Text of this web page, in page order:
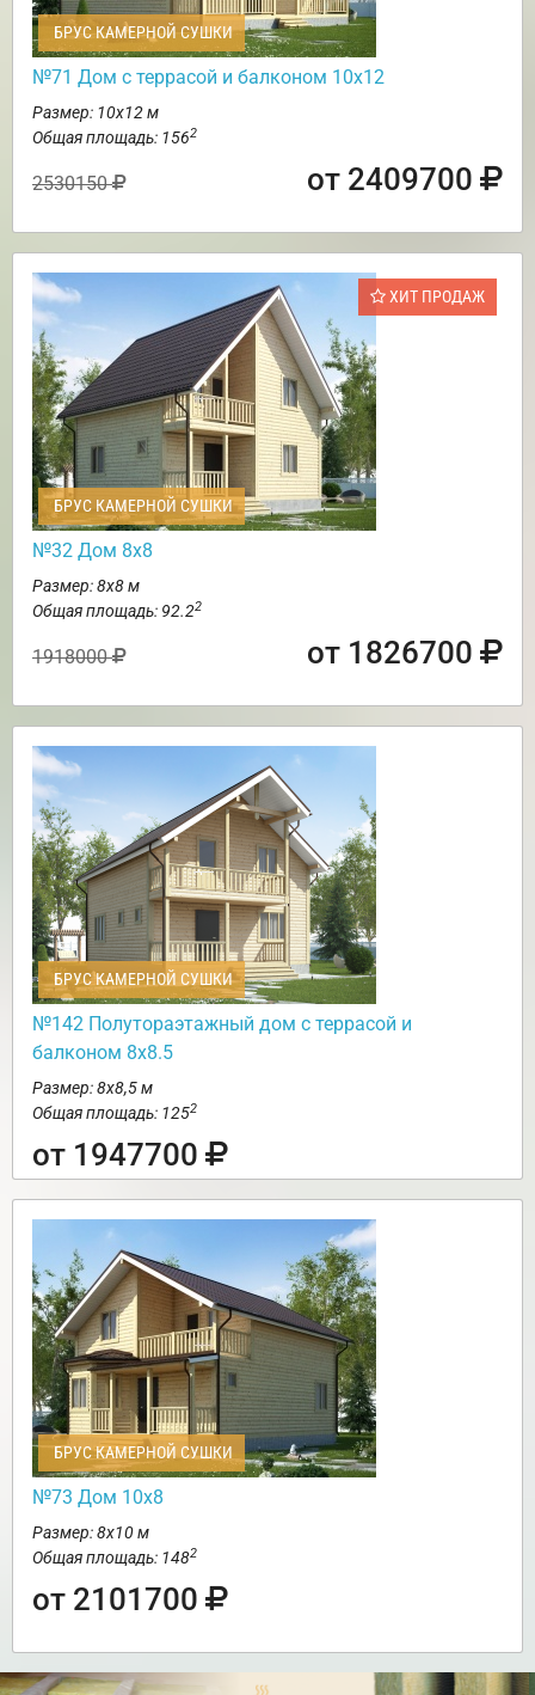
БРУС КАМЕРНОЙ СУШКИ
№71 Дом с террасой и балконом 10х12
Размер: 10х12 м
Общая площадь: 1562
2530150 от 2409700
ХИТ ПРОДАЖ
БРУС КАМЕРНОЙ СУШКИ
№32 Дом 8х8
Размер: 8х8 м
Общая площадь: 92.22
1918000 от 1826700
БРУС КАМЕРНОЙ СУШКИ
№142 Полутораэтажный дом с террасой и
балконом 8х8.5
Размер: 8х8,5 м
Общая площадь: 1252
от 1947700
БРУС КАМЕРНОЙ СУШКИ
№73 Дом 10х8
Размер: 8х10 м
Общая площадь: 1482
от 2101700